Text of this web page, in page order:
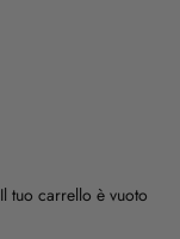
Il tuo carrello è vuoto